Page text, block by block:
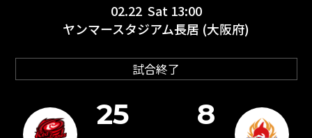
02.22 Sat 13:00
ヤンマースタジアム長居 (大阪府)
試合終了
25 8